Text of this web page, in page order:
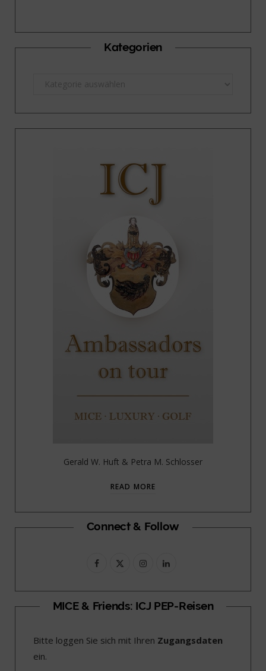
Kategorien
Gerald W. Huft & Petra M. Schlosser
READ MORE
Connect & Follow
F
c
b
T
i
I
s
a
L
n
e
MICE & Friends: ICJ PEP-Reisen
Bitte loggen Sie sich mit Ihren Zugangsdaten
ein.